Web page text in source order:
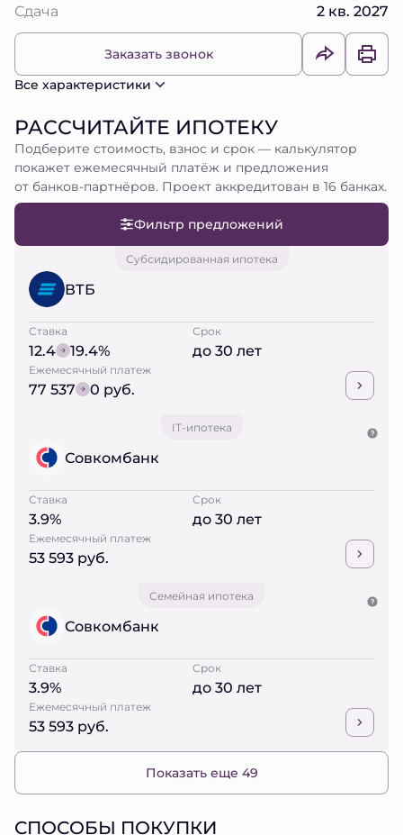
Сдача 2 кв. 2027
Заказать звонок
Все характеристики
РАССЧИТАЙТЕ ИПОТЕКУ
Подберите стоимость, взнос и срок — калькулятор
покажет ежемесячный платёж и предложения
от банков-партнёров. Проект аккредитован в 16 банках.
Фильтр предложений
Субсидированная ипотека
ВТБ
Ставка
12.4 19.4%
Срок
до 30 лет
Ежемесячный платеж
77 537 0 руб.
IT-ипотека
Совкомбанк
Ставка
3.9%
Срок
до 30 лет
Ежемесячный платеж
53 593 руб.
Семейная ипотека
Совкомбанк
Ставка
3.9%
Срок
до 30 лет
Ежемесячный платеж
53 593 руб.
Показать еще 49
СПОСОБЫ ПОКУПКИ